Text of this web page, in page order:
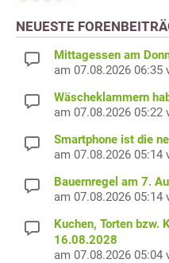
NEUESTE
Mittagessen am
am 07.08.2026 06:35
Wäscheklammern
am 07.08.2026 05:22
Smartphone ist die
am 07.08.2026 05:14
Bauernregel am 7.
am 07.08.2026 05:14
Kuchen, Torten bzw.
16.08.2028
am 07.08.2026 05:04